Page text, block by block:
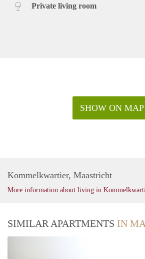
Private living room
SHOW ON MAP
Kommelkwartier, Maastricht
More information about living in
SIMILAR APARTMENTS IN